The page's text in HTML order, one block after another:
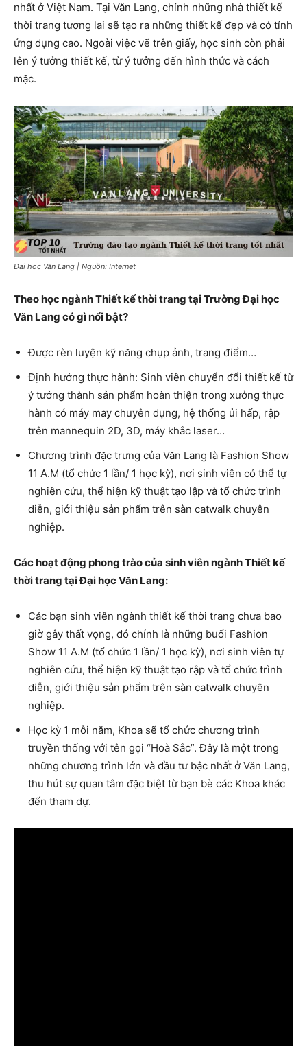
nhất ở Việt Nam. Tại Văn Lang, chính những nhà thiết kế
thời trang tương lai sẽ tạo ra những thiết kế đẹp và có tính
ứng dụng cao. Ngoài việc vẽ trên giấy, học sinh còn phải
lên ý tưởng thiết kế, từ ý tưởng đến hình thức và cách
mặc.
Đại học Văn Lang | Nguồn: Internet
Theo học ngành Thiết kế thời trang tại Trường Đại học
Văn Lang có gì nổi bật?
Được rèn luyện kỹ năng chụp ảnh, trang điểm…
Định hướng thực hành: Sinh viên chuyển đổi thiết kế từ
ý tưởng thành sản phẩm hoàn thiện trong xưởng thực
hành có máy may chuyên dụng, hệ thống ủi hấp, rập
trên mannequin 2D, 3D, máy khắc laser…
Chương trình đặc trưng của Văn Lang là Fashion Show
11 A.M (tổ chức 1 lần/ 1 học kỳ), nơi sinh viên có thể tự
nghiên cứu, thể hiện kỹ thuật tạo lập và tổ chức trình
diễn, giới thiệu sản phẩm trên sàn catwalk chuyên
nghiệp.
Các hoạt động phong trào của sinh viên ngành Thiết kế
thời trang tại Đại học Văn Lang:
Các bạn sinh viên ngành thiết kế thời trang chưa bao
giờ gây thất vọng, đó chính là những buổi Fashion
Show 11 A.M (tổ chức 1 lần/ 1 học kỳ), nơi sinh viên tự
nghiên cứu, thể hiện kỹ thuật tạo rập và tổ chức trình
diễn, giới thiệu sản phẩm trên sàn catwalk chuyên
nghiệp.
Học kỳ 1 mỗi năm, Khoa sẽ tổ chức chương trình
truyền thống với tên gọi “Hoà Sắc”. Đây là một trong
những chương trình lớn và đầu tư bậc nhất ở Văn Lang,
thu hút sự quan tâm đặc biệt từ bạn bè các Khoa khác
đến tham dự.